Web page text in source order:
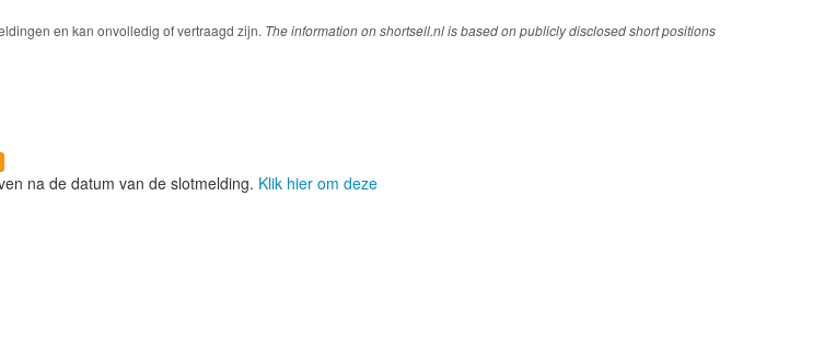
en kan onvolledig of vertraagd zijn. The information on shortsell.nl is based on publicly disclosed short positions
na de datum van de slotmelding. Klik hier om deze